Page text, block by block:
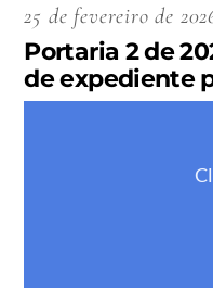
25 de fevereiro de
Portaria 2 de
de expediente